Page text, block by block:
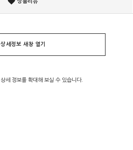
상품리뷰
상세정보 새창 열기
상세 정보를 확대해 보실 수 있습니다.